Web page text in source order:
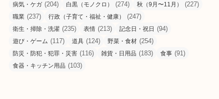
病気・ケガ (204) 白黒（モノクロ） (274) 秋（9月〜11月） (227)
職業 (237) 行政（子育て・福祉・健康） (247)
衛生・掃除・洗濯 (235) 表情 (213) 記念日・祝日 (94)
遊び・ゲーム (117) 道具 (124) 野菜・食材 (254)
防災・防犯・犯罪・災害 (116) 雑貨・日用品 (183) 食事 (91)
食器・キッチン用品 (103)